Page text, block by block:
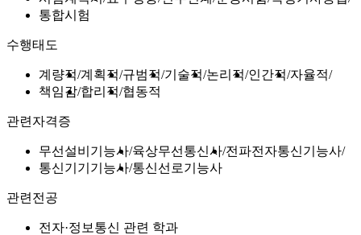
통합시험
수행태도
계량적 계획적 규범적 기술적 논리적 인간적 자율적
책임감 합리적 협동적
관련자격증
무선설비기능사 육상무선통신사 전파전자통신기능사
통신기기기능사 통신선로기능사
관련전공
전자·정보통신 관련 학과